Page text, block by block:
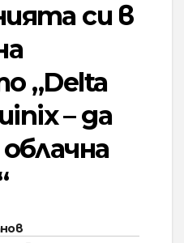
си в
„Delta
– да